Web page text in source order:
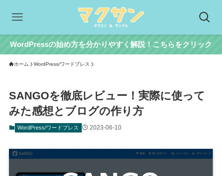
WordPressの始め方を分かりやすく解説！こちらをクリック
ホーム WordPress/ワードプレス
SANGOを徹底レビュー！実際に使って
みた感想とブログの作り方
WordPress/ワードプレス 2023-06-10